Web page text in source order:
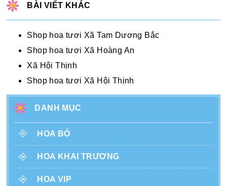
BÀI VIẾT KHÁC
Shop hoa tươi Xã Tam Dương Bắc
Shop hoa tươi Xã Hoàng An
Xã Hội Thịnh
Shop hoa tươi Xã Hội Thịnh
DANH MỤC
HOA BÓ
HOA KHAI TRƯƠNG
HOA VIP